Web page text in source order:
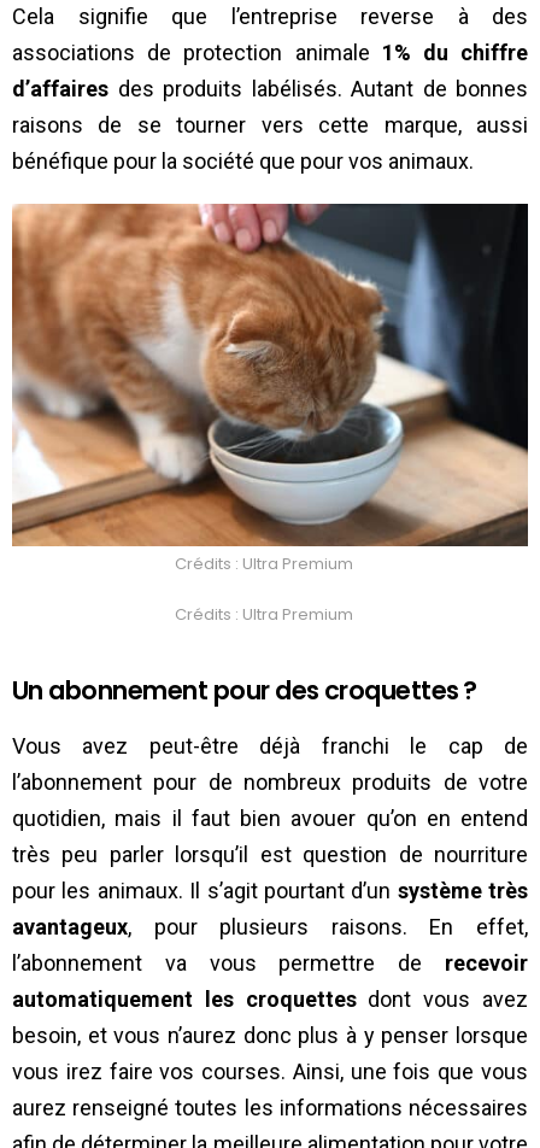
Cela signifie que l’entreprise reverse à des
associations de protection animale 1% du chiffre
d’affaires des produits labélisés. Autant de bonnes
raisons de se tourner vers cette marque, aussi
bénéfique pour la société que pour vos animaux.
Crédits : Ultra Premium
Crédits : Ultra Premium
Un abonnement pour des croquettes ?
Vous avez peut-être déjà franchi le cap de
l’abonnement pour de nombreux produits de votre
quotidien, mais il faut bien avouer qu’on en entend
très peu parler lorsqu’il est question de nourriture
pour les animaux. Il s’agit pourtant d’un système très
avantageux, pour plusieurs raisons. En effet,
l’abonnement va vous permettre de recevoir
automatiquement les croquettesdont vous avez
besoin, et vous n’aurez donc plus à y penser lorsque
vous irez faire vos courses. Ainsi, une fois que vous
aurez renseigné toutes les informations nécessaires